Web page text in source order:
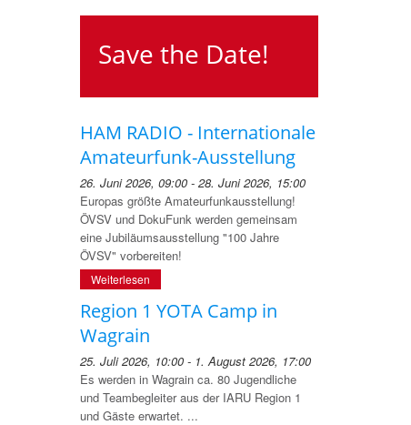
Save the Date!
HAM RADIO - Internationale
Amateurfunk-Ausstellung
26. Juni 2026, 09:00 - 28. Juni 2026, 15:00
Europas größte Amateurfunkausstellung!
ÖVSV und DokuFunk werden gemeinsam
eine Jubiläumsausstellung "100 Jahre
ÖVSV" vorbereiten!
Weiterlesen
Region 1 YOTA Camp in
Wagrain
25. Juli 2026, 10:00 - 1. August 2026, 17:00
Es werden in Wagrain ca. 80 Jugendliche
und Teambegleiter aus der IARU Region 1
und Gäste erwartet. ...